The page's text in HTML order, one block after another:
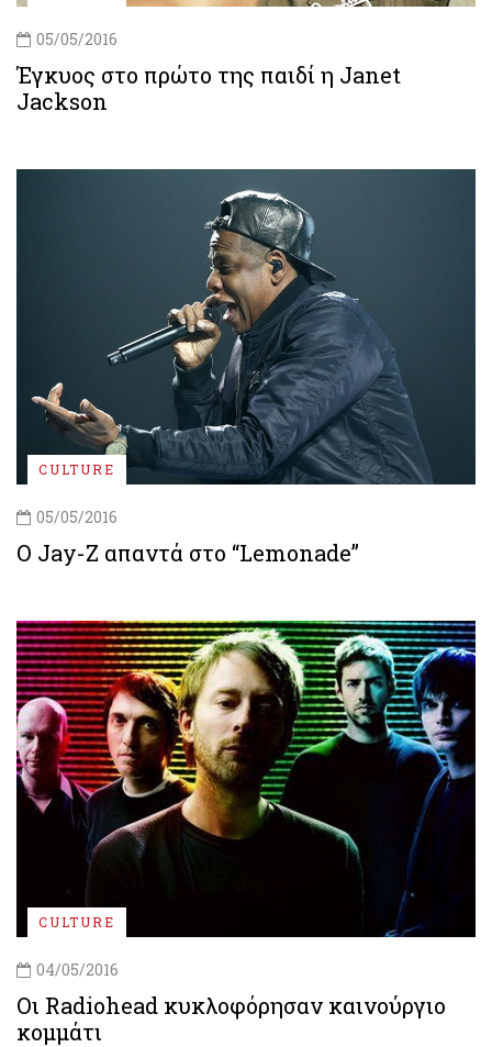
05/05/2016
Έγκυος στο πρώτο της παιδί η Janet
Jackson
CULTURE
05/05/2016
O Jay-Z απαντά στο “Lemonade”
CULTURE
04/05/2016
Οι Radiohead κυκλοφόρησαν καινούργιο
κομμάτι